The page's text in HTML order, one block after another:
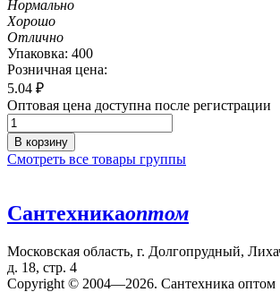
Нормально
Хорошо
Отлично
Упаковка: 400
Розничная цена:
5.04 ₽
Оптовая цена доступна после регистрации
В корзину
Смотреть все товары группы
Сантехникаоптом
Московская область, г. Долгопрудный,
д. 18, стр. 4
Copyright © 2004—2026. Сантехника оптом